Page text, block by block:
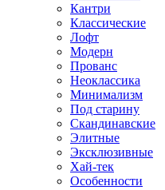
Кантри
Классические
Лофт
Модерн
Прованс
Неоклассика
Минимализм
Под старину
Скандинавские
Элитные
Эксклюзивные
Хай-тек
Особенности